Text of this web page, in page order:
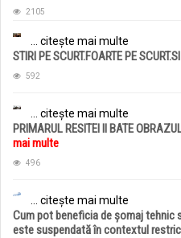
2105
... citește mai multe
STIRI PE SCURT.FOARTE PE
592
... citește mai multe
PRIMARUL RESITEI II BATE
mai multe
496
... citește mai multe
Cum pot beneficia de șomaj
este suspendată în contextul